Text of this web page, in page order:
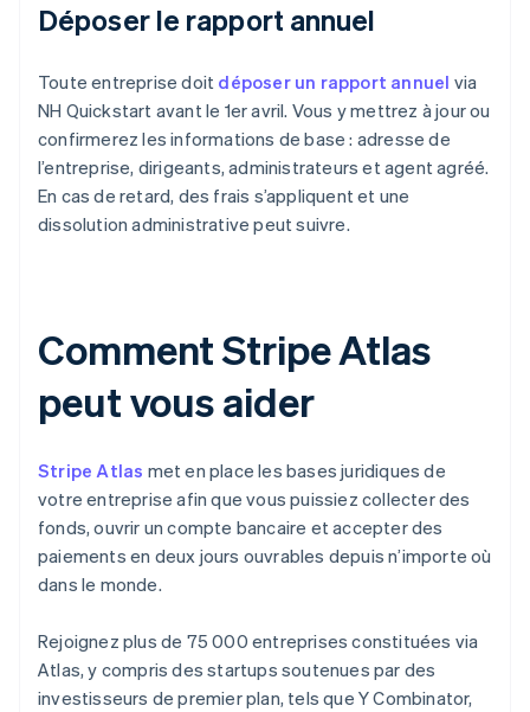
Déposer le rapport annuel
Toute entreprise doit déposer un rapport annuel via
NH Quickstart avant le 1er avril. Vous y mettrez à jour ou
confirmerez les informations de base : adresse de
l’entreprise, dirigeants, administrateurs et agent agréé.
En cas de retard, des frais s’appliquent et une
dissolution administrative peut suivre.
Comment Stripe Atlas
peut vous aider
Stripe Atlas met en place les bases juridiques de
votre entreprise afin que vous puissiez collecter des
fonds, ouvrir un compte bancaire et accepter des
paiements en deux jours ouvrables depuis n’importe où
dans le monde.
Rejoignez plus de 75 000 entreprises constituées via
Atlas, y compris des startups soutenues par des
investisseurs de premier plan, tels que Y Combinator,